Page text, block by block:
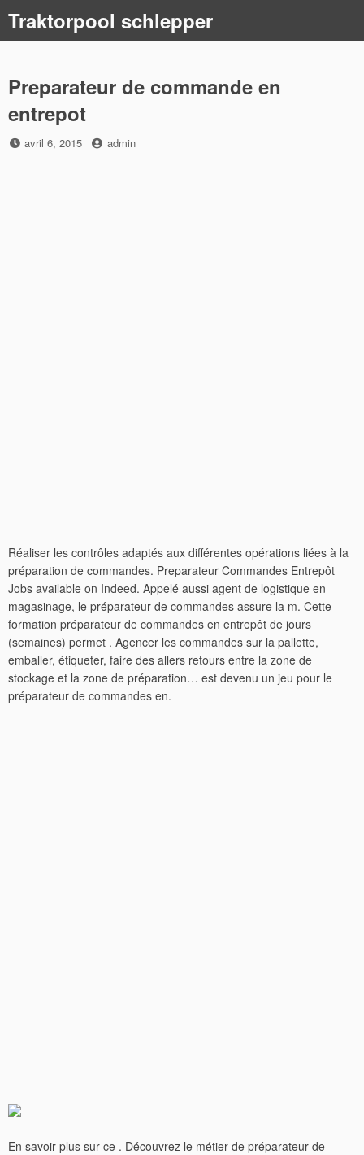
content
Traktorpool schlepper
Preparateur de commande en
entrepot
Posted
avril 6, 2015 by
admin
Réaliser les contrôles adaptés aux différentes opérations liées à la
préparation de commandes. Preparateur Commandes Entrepôt
Jobs available on Indeed. Appelé aussi agent de logistique en
magasinage, le préparateur de commandes assure la m. Cette
formation préparateur de commandes en entrepôt de jours
(semaines) permet . Agencer les commandes sur la pallette,
emballer, étiqueter, faire des allers retours entre la zone de
stockage et la zone de préparation… est devenu un jeu pour le
préparateur de commandes en.
En savoir plus sur ce . Découvrez le métier de préparateur de